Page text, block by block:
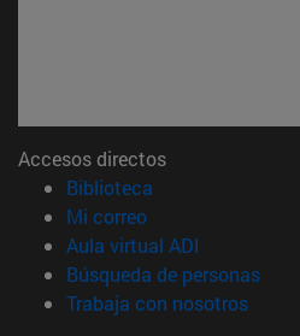
Accesos directos
Biblioteca
Mi correo(abre en nueva
Aula virtual ADI
Búsqueda de personas
Trabaja con nosotros(abre